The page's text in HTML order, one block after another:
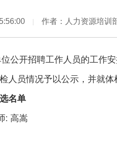
| 作者：人力资源培训
公开招聘工作人员的工作
人员情况予以公示，并就体
名单
: 高嵩